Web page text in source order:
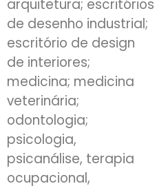
arquitetura; escritórios
de desenho industrial;
escritório de design
de interiores;
medicina; medicina
veterinária;
odontologia;
psicologia,
psicanálise, terapia
ocupacional,